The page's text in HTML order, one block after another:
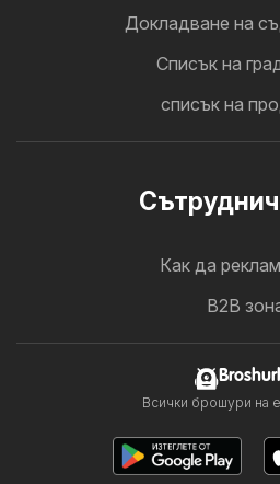
Докладване на
Cписък на
списък на
Как да
B2B
Всички брошури на